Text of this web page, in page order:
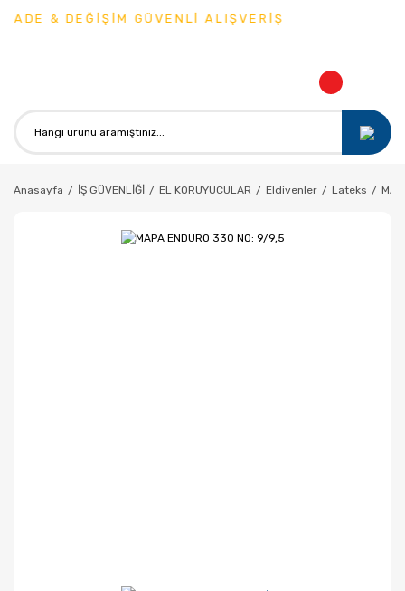
& DEĞİŞİM GÜVENLİ ALIŞVERİŞ
Anasayfa İŞ GÜVENLİĞİ EL KORUYUCULAR Eldivenler Lateks